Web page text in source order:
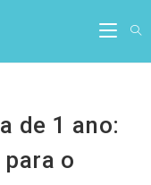
de 1 ano:
o